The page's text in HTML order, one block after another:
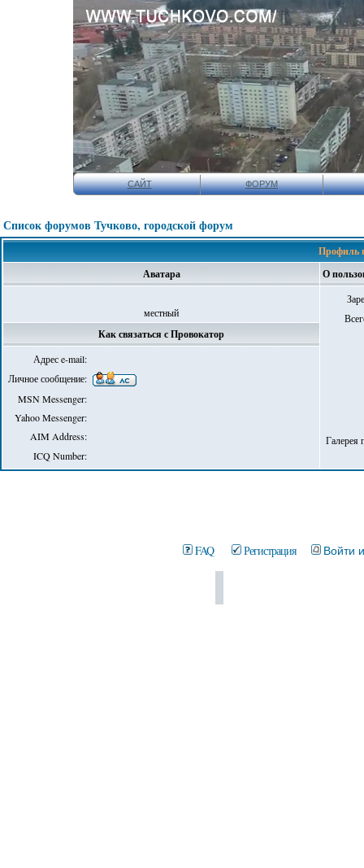
САЙТ ФОРУМ
Список форумов Тучково, городской форум
Профиль
Аватара
О
местный
Галерея
Как связаться с Провокатор
Адрес e-mail:
Личное сообщение:
MSN Messenger:
Yahoo Messenger:
AIM Address:
ICQ Number:
FAQ Регистрация Войти